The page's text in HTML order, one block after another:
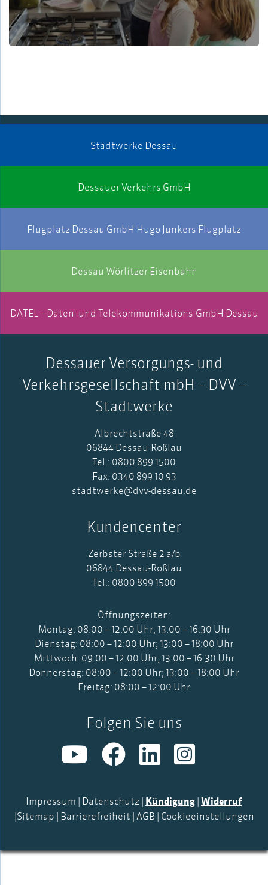
Stadtwerke Dessau
Dessauer Verkehrs GmbH
Flugplatz Dessau GmbH Hugo Junkers Flugplatz
Dessau Wörlitzer Eisenbahn
DATEL – Daten- und Telekommunikations-GmbH Dessau
Dessauer Versorgungs- und
Verkehrsgesellschaft mbH – DVV –
Stadtwerke
Albrechtstraße 48
06844 Dessau-Roßlau
Tel.: 0800 899 1500
Fax: 0340 899 10 93
stadtwerke@dvv-dessau.de
Kundencenter
Zerbster Straße 2 a/b
06844 Dessau-Roßlau
Tel.: 0800 899 1500
Öffnungszeiten:
Montag: 08:00 – 12:00 Uhr; 13:00 – 16:30 Uhr
Dienstag: 08:00 – 12:00 Uhr; 13:00 – 18:00 Uhr
Mittwoch: 09:00 – 12:00 Uhr; 13:00 – 16:30 Uhr
Donnerstag: 08:00 – 12:00 Uhr; 13:00 – 18:00 Uhr
Freitag: 08:00 – 12:00 Uhr
Folgen Sie uns
Impressum | Datenschutz | Kündigung | Widerruf
|Sitemap | Barrierefreiheit | AGB | Cookieeinstellungen